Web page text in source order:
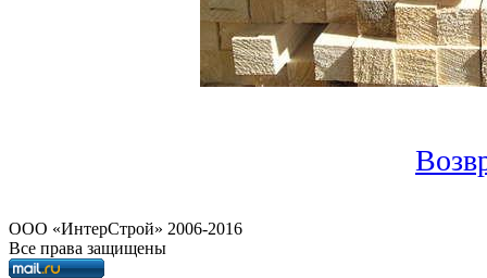
OOO «ИнтерСтрой» 2006-2016
Все права защищены